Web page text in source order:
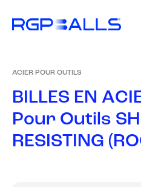
ACIER POUR OUTILS
BILLES EN ACI
Pour Outils SH
RESISTING (RO